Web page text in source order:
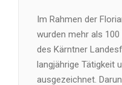
Im Rahmen der
wurden mehr als
des Kärntner
langjährige Tätigkeit
ausgezeichnet.